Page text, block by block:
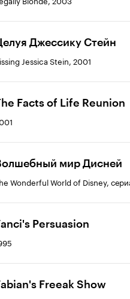
Джессику Стейн
Jessica Stein, 2001
Facts of Life Reunion
мир Дисней
Wonderful World of Disney,
Persuasion
Freeak Show